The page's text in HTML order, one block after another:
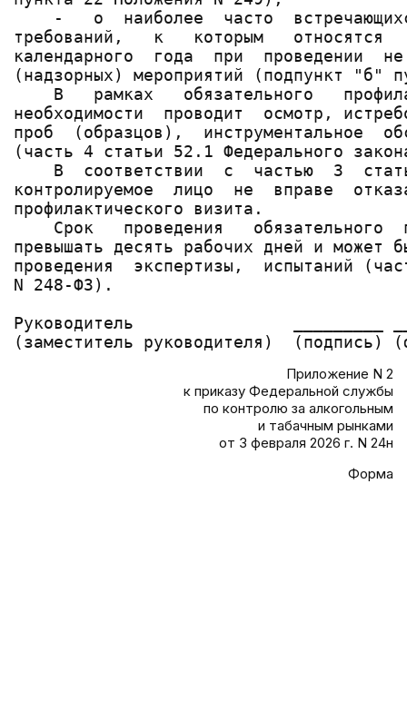
-   о  наиболее  часто
требований,   к   которым   относятся
календарного  года  при  проведении
(надзорных) мероприятий (подпункт "б"
В   рамках   обязательного
необходимости  проводит  осмотр,
проб  (образцов),  инструментальное
(часть 4 статьи 52.1 Федерального
В  соответствии  с  частью  3
контролируемое  лицо  не  вправе
профилактического визита.
Срок   проведения   обязательного
превышать десять рабочих дней и может
проведения  экспертизы,  испытаний
N 248-ФЗ).
Руководитель                _________
Приложение N 2
к приказу Федеральной службы
по контролю за алкогольным
и табачным рынками
от 3 февраля 2026 г. N 24н
Форма